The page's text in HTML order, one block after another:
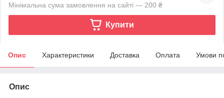
Мінімальна сума замовлення на сайті — 200 ₴
Купити
Опис Характеристики Доставка Оплата Умови
Опис